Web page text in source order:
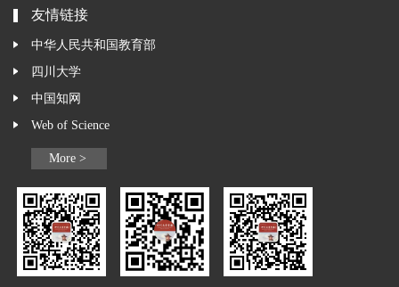
友情链接
中华人民共和国教育部
四川大学
中国知网
Web of Science
More >